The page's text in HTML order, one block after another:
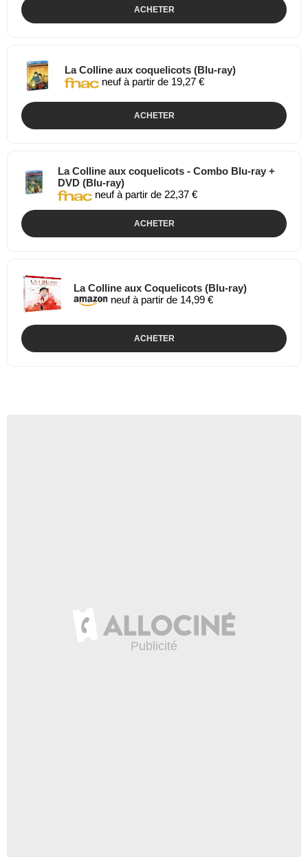
ACHETER
La Colline aux coquelicots (Blu-ray)
neuf à partir de 19,27 €
ACHETER
La Colline aux coquelicots - Combo Blu-ray +
DVD (Blu-ray)
neuf à partir de 22,37 €
ACHETER
La Colline aux Coquelicots (Blu-ray)
neuf à partir de 14,99 €
ACHETER